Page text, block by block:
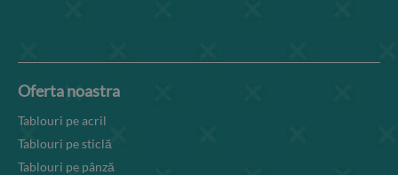
Oferta noastra
Tablouri pe acril
Tablouri pe sticlă
Tablouri pe pânză